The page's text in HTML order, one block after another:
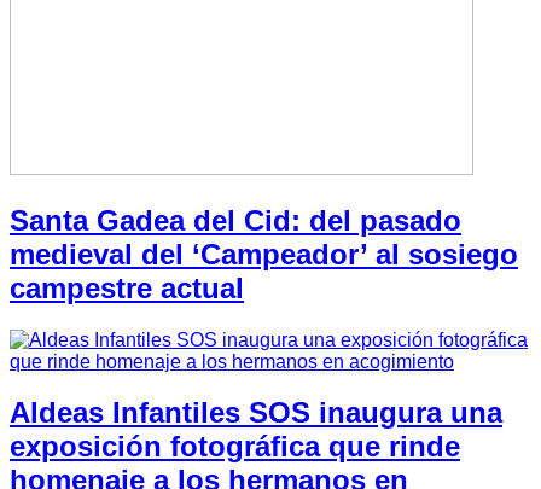
Santa Gadea del Cid: del pasado
medieval del ‘Campeador’ al sosiego
campestre actual
Aldeas Infantiles SOS inaugura una
exposición fotográfica que rinde
homenaje a los hermanos en